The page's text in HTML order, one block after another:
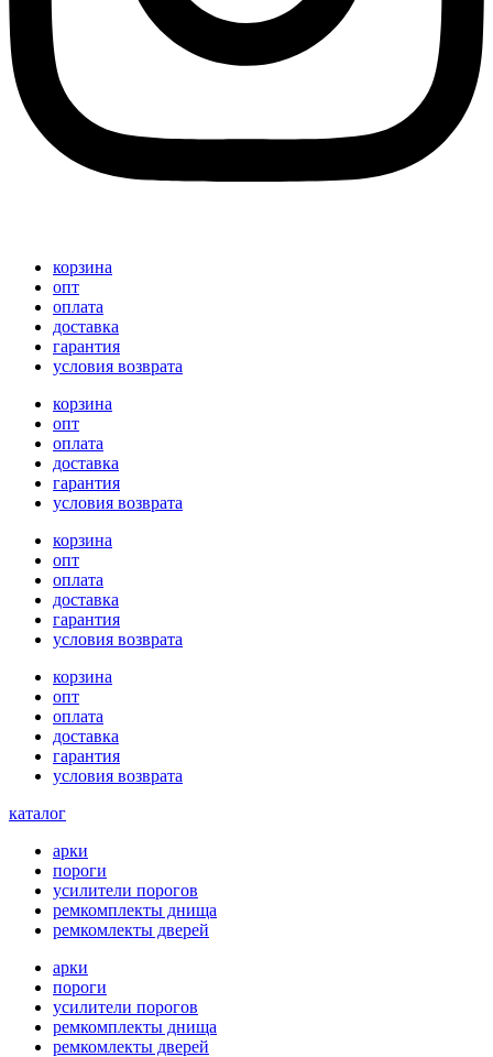
корзина
опт
оплата
доставка
гарантия
условия возврата
корзина
опт
оплата
доставка
гарантия
условия возврата
корзина
опт
оплата
доставка
гарантия
условия возврата
корзина
опт
оплата
доставка
гарантия
условия возврата
каталог
арки
пороги
усилители порогов
ремкомплекты днища
ремкомлекты дверей
арки
пороги
усилители порогов
ремкомплекты днища
ремкомлекты дверей